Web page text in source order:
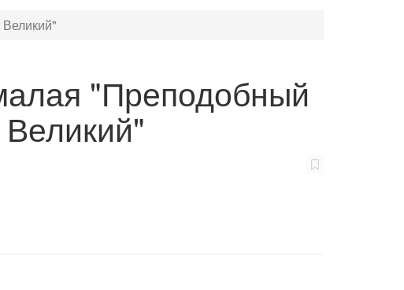
"Преподобный